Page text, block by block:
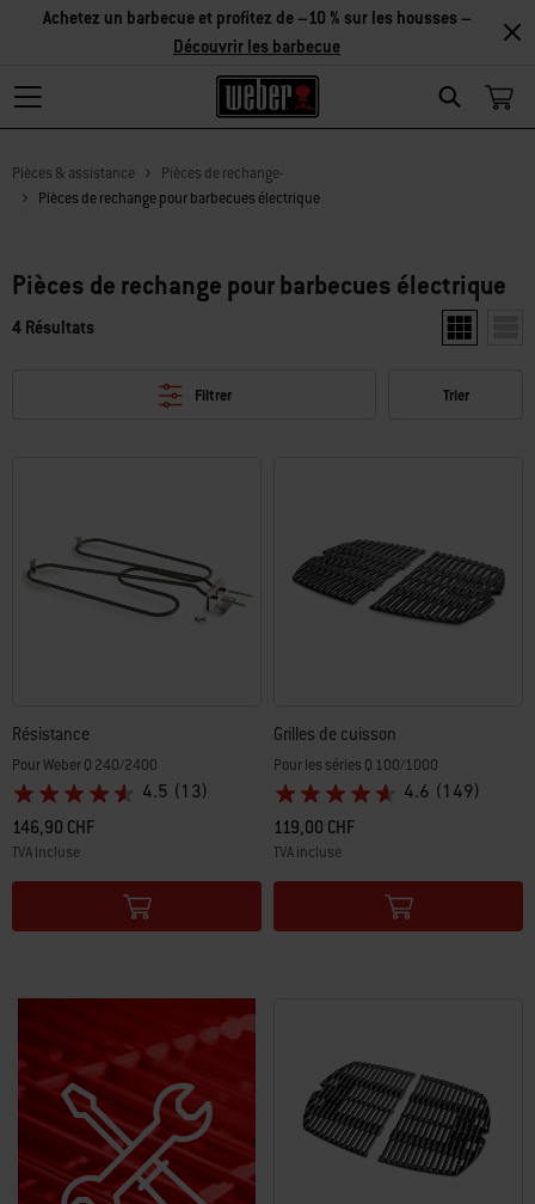
Search
Achetez un barbecue et profitez de –10 % sur les housses –
Découvrir les barbecue
Pièces & assistance
Pièces de rechange-
Pièces de rechange pour barbecues électrique
Pièces de rechange pour barbecues électrique
4 Résultats Afficher
Filtrer Trier
Résistance
Pour Weber Q 240/2400
4.5 (13)
146,90 CHF
TVA incluse
Color Options
Grilles de cuisson
Pour les séries Q 100/1000
4.6 (149)
119,00 CHF
TVA incluse
Color Options